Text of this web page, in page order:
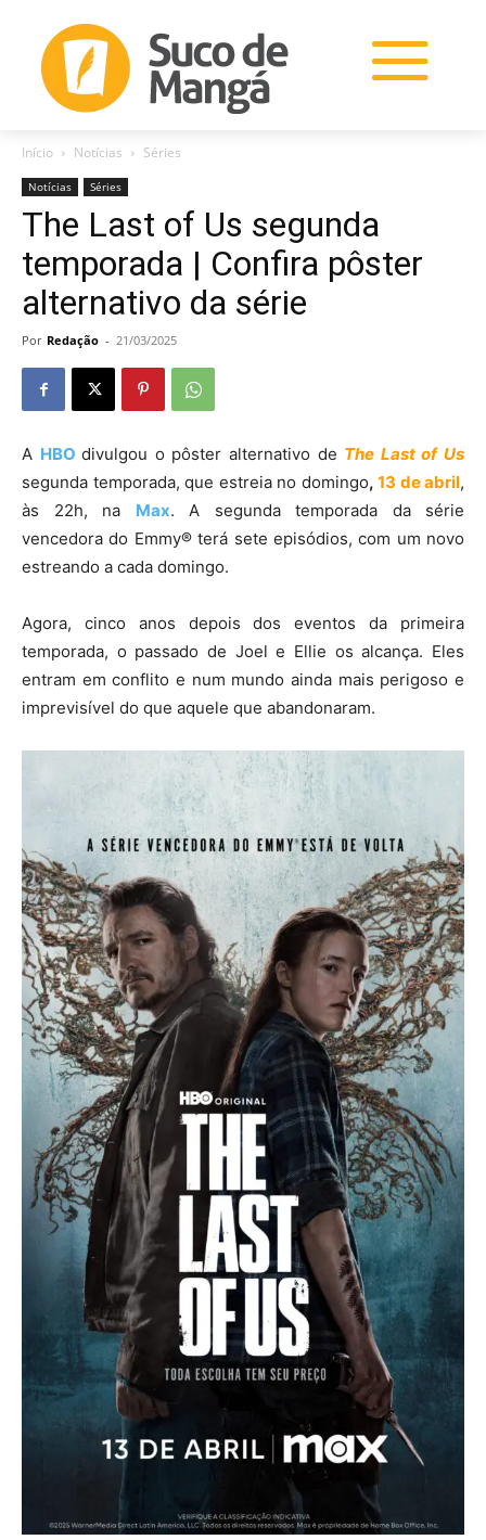
Início Notícias Séries
Notícias Séries
The Last of Us segunda
temporada | Confira pôster
alternativo da série
Por Redação - 21/03/2025
A HBOdivulgou o pôster alternativo de The Last of Us
segunda temporada, que estreia no domingo, 13 de abril,
às 22h, na Max. A segunda temporada da série
vencedora do Emmy® terá sete episódios, com um novo
estreando a cada domingo.
Agora, cinco anos depois dos eventos da primeira
temporada, o passado de Joel e Ellie os alcança. Eles
entram em conflito e num mundo ainda mais perigoso e
imprevisível do que aquele que abandonaram.